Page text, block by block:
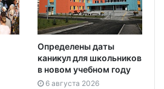
Определены даты
каникул для школьников
в новом учебном году
6 августа 2026